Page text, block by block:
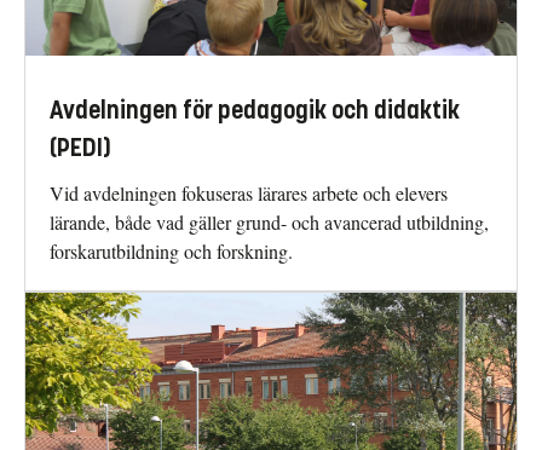
Avdelningen för pedagogik och didaktik
(PEDI)
Vid avdelningen fokuseras lärares arbete och elevers
lärande, både vad gäller grund- och avancerad utbildning,
forskarutbildning och forskning.